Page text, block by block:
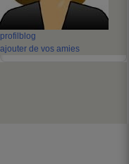
profil blog
ajouter de vos amies